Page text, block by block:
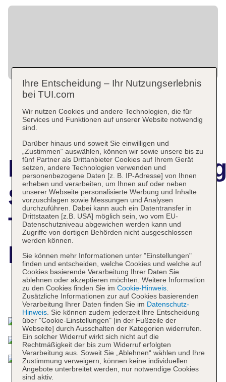
Sheraton Grand
Tbilisi Metechi
Palace
Das bietet Ihre Unterkunft
Ihre Entscheidung – Ihr Nutzungserlebnis
bei TUI.com
Wir nutzen Cookies und andere Technologien, die für
Services und Funktionen auf unserer Website notwendig
sind.
Darüber hinaus und soweit Sie einwilligen und
„Zustimmen“ auswählen, können wir sowie unsere bis zu
fünf Partner als Drittanbieter Cookies auf Ihrem Gerät
setzen, andere Technologien verwenden und
personenbezogene Daten [z. B. IP-Adresse] von Ihnen
erheben und verarbeiten, um Ihnen auf oder neben
unserer Webseite personalisierte Werbung und Inhalte
vorzuschlagen sowie Messungen und Analysen
durchzuführen. Dabei kann auch ein Datentransfer in
Drittstaaten [z.B. USA] möglich sein, wo vom EU-
Datenschutzniveau abgewichen werden kann und
Zugriffe von dortigen Behörden nicht ausgeschlossen
werden können.
Sie können mehr Informationen unter "Einstellungen"
finden und entscheiden, welche Cookies und welche auf
Cookies basierende Verarbeitung Ihrer Daten Sie
ablehnen oder akzeptieren möchten. Weitere Information
zu den Cookies finden Sie im Cookie-Hinweis.
Zusätzliche Informationen zur auf Cookies basierenden
Verarbeitung Ihrer Daten finden Sie im Datenschutz-
Hinweis. Sie können zudem jederzeit Ihre Entscheidung
über "Cookie-Einstellungen" [in der Fußzeile der
Webseite] durch Ausschalten der Kategorien widerrufen.
Ein solcher Widerruf wirkt sich nicht auf die
Rechtmäßigkeit der bis zum Widerruf erfolgten
Verarbeitung aus. Soweit Sie „Ablehnen“ wählen und Ihre
Zustimmung verweigern, können keine individuellen
Angebote unterbreitet werden, nur notwendige Cookies
sind aktiv.